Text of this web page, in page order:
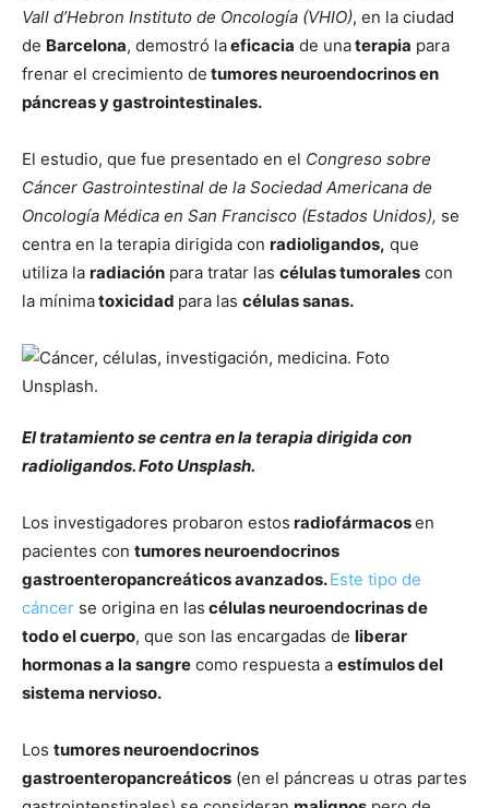
Vall d’Hebron Instituto de Oncología (VHIO), en la ciudad
de Barcelona, demostró laeficacia de unaterapia para
frenar el crecimiento de tumores neuroendocrinos en
páncreas y gastrointestinales.
El estudio, que fue presentado en el Congreso sobre
Cáncer Gastrointestinal de la Sociedad Americana de
Oncología Médica en San Francisco (Estados Unidos), se
centra en la terapia dirigida con radioligandos, que
utiliza la radiación para tratar las células tumorales con
la mínimatoxicidad para las células sanas.
El tratamientose centra en la terapia dirigida con
radioligandos. Foto Unsplash.
Los investigadores probaron estos radiofármacosen
pacientes con tumores neuroendocrinos
gastroenteropancreáticos avanzados.Este tipo de
cáncer se origina en las células neuroendocrinas de
todo el cuerpo, que son las encargadas de liberar
hormonas a la sangre como respuesta a estímulos del
sistema nervioso.
Los tumores neuroendocrinos
gastroenteropancreáticos (en el páncreas u otras partes